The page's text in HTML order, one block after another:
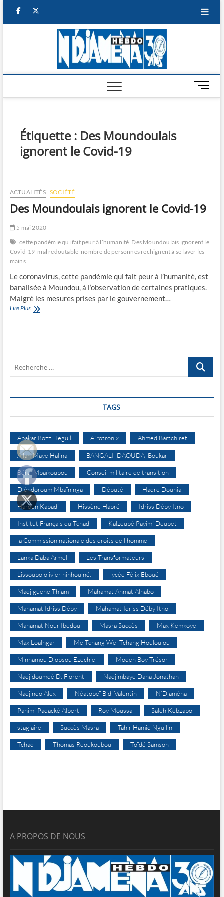
facebook
M
e
Étiquette : Des Moundoulais
ignorent le Covid-19
ACTUALITÉS SOCIÉTÉ
Des Moundoulais ignorent le Covid-19
5 mai 2020
cette pandémie qui fait peur à l’humanité Des Moundoulais ignorent le
Covid-19 mal redoutable nombre de personnes rechignent à se laver les
mains
Le coronavirus, cette pandémie qui fait peur à l’humanité, est
banalisée à Moundou, à l’observation de certaines pratiques.
Malgré les mesures prises par le gouvernement…
Lire PlusDes
Recherche
TAGS
Abakar Rozzi Teguil Afrotronix Ahmed Bartchiret
Allah-Maye Halina BANGALI DAOUDA Boukar
Béral Mbaïkoubou Conseil militaire de transition
Djéndoroum Mbaïninga Député Hadre Dounia
Haroun Kabadi Hissène Habré Idriss Déby Itno
Institut Français du Tchad Kalzeubé Payimi Deubet
la Commission nationale des droits de l’homme
Lanka Daba Armel Les Transformateurs
Lissoubo olivier hinhoulné. lycée Félix Eboué
Madjiguene Thiam Mahamat Ahmat Alhabo
Mahamat Idriss Déby Mahamat Idriss Déby Itno
Mahamat Nour Ibedou Masra Succès Max Kemkoye
Max Loalngar Me Tchang Wei Tchang Houloulou
Minnamou Djobsou Ezechiel Modeh Boy Trésor
Nadjidoumdé D. Florent Nadjimbaye Dana Jonathan
Nadjindo Alex Néatobeï Bidi Valentin N’Djaména
Pahimi Padacké Albert Roy Moussa Saleh Kebzabo
stagiaire Succès Masra Tahir Hamid Nguilin
Tchad Thomas Reoukoubou Toïdé Samson
A PROPOS DE NOUS